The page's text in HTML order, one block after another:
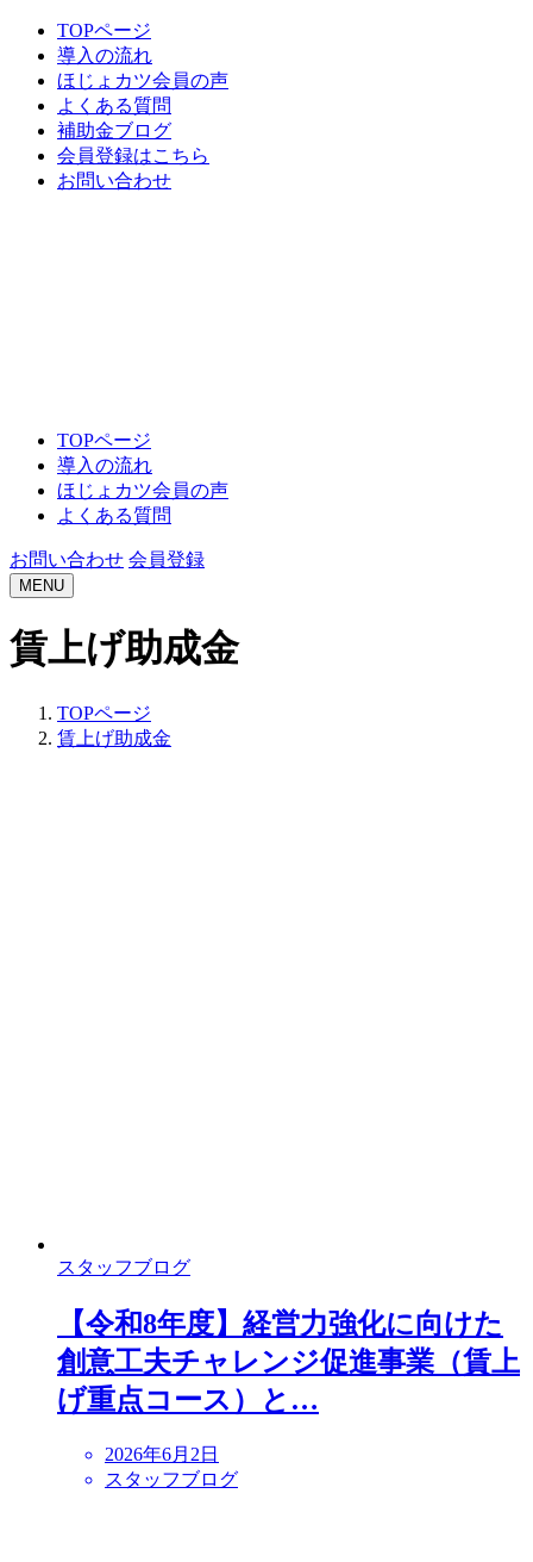
TOPページ
導入の流れ
ほじょカツ会員の声
よくある質問
補助金ブログ
会員登録はこちら
お問い合わせ
TOPページ
導入の流れ
ほじょカツ会員の声
よくある質問
お問い合わせ 会員登録
MENU
賃上げ助成金
TOPページ
賃上げ助成金
スタッフブログ
【令和8年度】経営力強化に向けた
創意工夫チャレンジ促進事業（賃上
げ重点コース）と…
2026年6月2日
スタッフブログ